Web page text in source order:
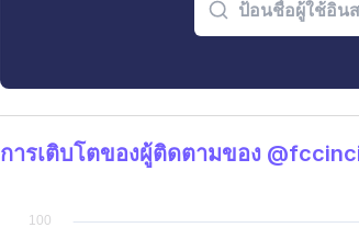
การเติบโตของผู้ติดตามของ